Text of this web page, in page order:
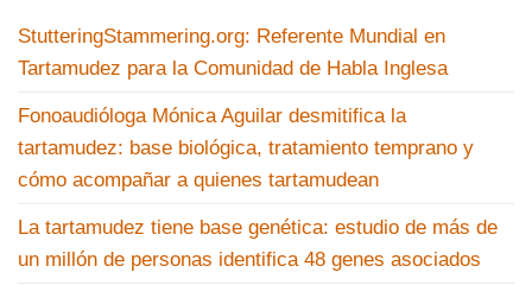
StutteringStammering.org: Referente Mundial en
Tartamudez para la Comunidad de Habla Inglesa
Fonoaudióloga Mónica Aguilar desmitifica la
tartamudez: base biológica, tratamiento temprano y
cómo acompañar a quienes tartamudean
La tartamudez tiene base genética: estudio de más de
un millón de personas identifica 48 genes asociados